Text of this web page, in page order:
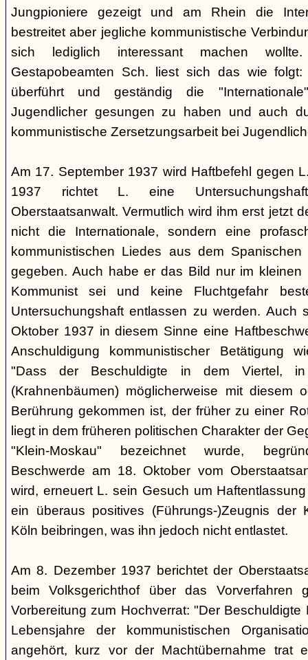
Jungpioniere gezeigt und am Rhein die
bestreitet aber jegliche kommunistische
sich lediglich interessant machen
Gestapobeamten Sch. liest sich das wie
überführt und geständig die
Jugendlicher gesungen zu haben und auch
kommunistische Zersetzungsarbeit bei
Am 17. September 1937 wird Haftbefehl gegen
1937 richtet L. eine
Oberstaatsanwalt. Vermutlich wird ihm erst jetzt
nicht die Internationale, sondern eine
kommunistischen Liedes aus dem
gegeben. Auch habe er das Bild nur im
Kommunist sei und keine Fluchtgefahr
Untersuchungshaft entlassen zu werden. Auch
Oktober 1937 in diesem Sinne eine
Anschuldigung kommunistischer Betätigung
"Dass der Beschuldigte in dem Viertel,
(Krahnenbäumen) möglicherweise mit diesem
Berührung gekommen ist, der früher zu einer
liegt in dem früheren politischen Charakter der
"Klein-Moskau" bezeichnet wurde,
Beschwerde am 18. Oktober vom
wird, erneuert L. sein Gesuch um
ein überaus positives (Führungs-)Zeugnis der
Köln beibringen, was ihn jedoch nicht entlastet.
Am 8. Dezember 1937 berichtet der
beim Volksgerichthof über das Vorverfahren
Vorbereitung zum Hochverrat: "Der
Lebensjahre der kommunistischen
angehört, kurz vor der Machtübernahme trat